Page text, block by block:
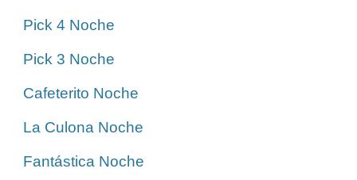
Pick 4 Noche
Pick 3 Noche
Cafeterito Noche
La Culona Noche
Fantástica Noche